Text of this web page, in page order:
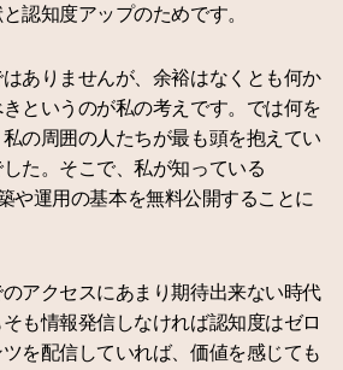
認知度アップのためです。
ありませんが、余裕はなくとも何か
というのが私の考えです。では何を
の周囲の人たちが最も頭を抱えてい
た。そこで、私が知っている
や運用の基本を無料公開することに
アクセスにあまり期待出来ない時代
も情報発信しなければ認知度はゼロ
を配信していれば、価値を感じても